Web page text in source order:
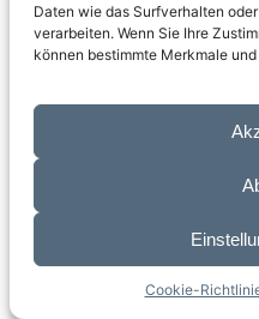
Daten wie das Surfverhalten
verarbeiten. Wenn Sie Ihre
können bestimmte Merkmale
Cookie-
Die Begründetheit der
Bezahlung zu
Umsetzung des
Das verbleibende
Gesellschaftern
Verteilungsmaßstab
hierbei der jeweilige